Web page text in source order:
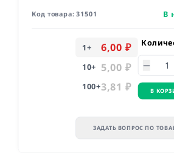
Код товара:31501 В
1+ 6,00 ₽
10+ 5,00 ₽
100+3,81 ₽ В
ЗАДАТЬ ВОПРОС ПО